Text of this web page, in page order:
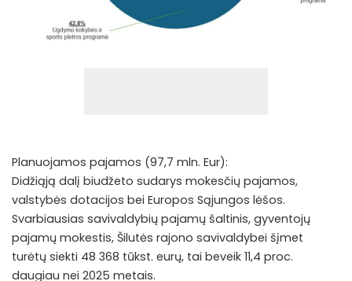
Planuojamos pajamos (97,7 mln. Eur):
Didžiąją dalį biudžeto sudarys mokesčių pajamos,
valstybės dotacijos bei Europos Sąjungos lėšos.
Svarbiausias savivaldybių pajamų šaltinis, gyventojų
pajamų mokestis, Šilutės rajono savivaldybei šįmet
turėtų siekti 48 368 tūkst. eurų, tai beveik 11,4 proc.
daugiau nei 2025 metais.